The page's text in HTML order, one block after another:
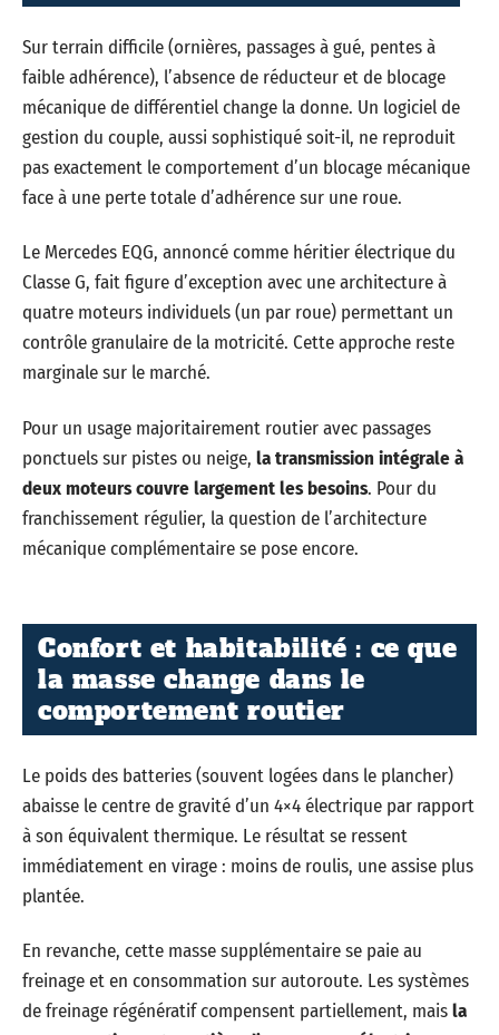
Sur terrain difficile (ornières, passages à gué, pentes à
faible adhérence), l’absence de réducteur et de blocage
mécanique de différentiel change la donne. Un logiciel de
gestion du couple, aussi sophistiqué soit-il, ne reproduit
pas exactement le comportement d’un blocage mécanique
face à une perte totale d’adhérence sur une roue.
Le Mercedes EQG, annoncé comme héritier électrique du
Classe G, fait figure d’exception avec une architecture à
quatre moteurs individuels (un par roue) permettant un
contrôle granulaire de la motricité. Cette approche reste
marginale sur le marché.
Pour un usage majoritairement routier avec passages
ponctuels sur pistes ou neige, la transmission intégrale à
deux moteurs couvre largement les besoins. Pour du
franchissement régulier, la question de l’architecture
mécanique complémentaire se pose encore.
Confort et habitabilité : ce que
la masse change dans le
comportement routier
Le poids des batteries (souvent logées dans le plancher)
abaisse le centre de gravité d’un 4×4 électrique par rapport
à son équivalent thermique. Le résultat se ressent
immédiatement en virage : moins de roulis, une assise plus
plantée.
En revanche, cette masse supplémentaire se paie au
freinage et en consommation sur autoroute. Les systèmes
de freinage régénératif compensent partiellement, maisla